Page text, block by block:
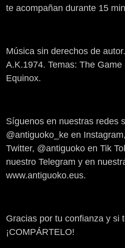
te acompañan durante 15
Música sin derechos de
A.K.1974. Temas: The
Equinox.
Síguenos en nuestras redes
@antiguoko_ke en
Twitter, @antiguoko en Tik
nuestro Telegram y en
www.antiguoko.eus.
Gracias por tu confianza y si
¡COMPÁRTELO!